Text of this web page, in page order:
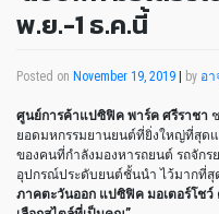
พ.ย.-1 ธ.ค.นี้
Posted on November 19, 2019 | by อ
ศูนย์การค้าแปซิฟิค พาร์ค ศรีราชา
ยอดมหกรรมยานยนต์ที่ยิ่งใหญ่ที่สุด
ของคนที่กำลังมองหารถยนต์ รถจัก
อุปกรณ์ประดับยนต์ชั้นนำ ไว้มากที่สุ
ภาคตะวันออก แปซิฟิค มอเตอร์โชว์